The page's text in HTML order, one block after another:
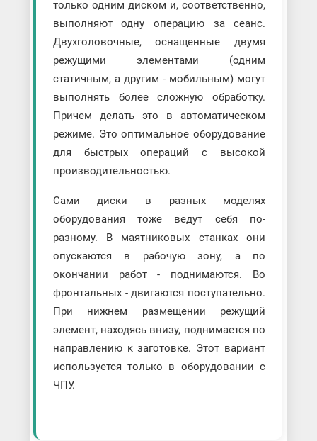
только одним диском и, соответственно,
выполняют одну операцию за сеанс.
Двухголовочные, оснащенные двумя
режущими элементами (одним
статичным, а другим - мобильным) могут
выполнять более сложную обработку.
Причем делать это в автоматическом
режиме. Это оптимальное оборудование
для быстрых операций с высокой
производительностью.
Сами диски в разных моделях
оборудования тоже ведут себя по-
разному. В маятниковых станках они
опускаются в рабочую зону, а по
окончании работ - поднимаются. Во
фронтальных - двигаются поступательно.
При нижнем размещении режущий
элемент, находясь внизу, поднимается по
направлению к заготовке. Этот вариант
используется только в оборудовании с
ЧПУ.